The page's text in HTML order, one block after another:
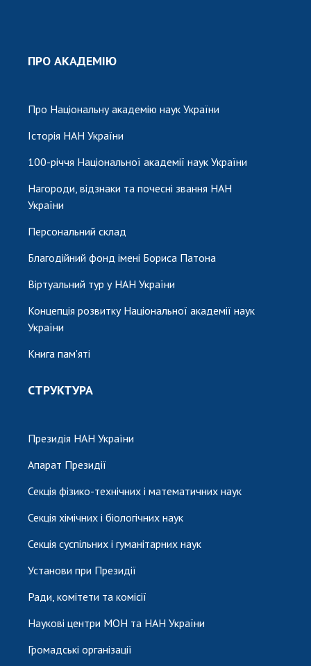
ПРО АКАДЕМІЮ
Про Національну академію наук України
Історія НАН України
100-річчя Національної академії наук України
Нагороди, відзнаки та почесні звання НАН
України
Персональний склад
Благодійний фонд імені Бориса Патона
Віртуальний тур у НАН України
Концепція розвитку Національної академії наук
України
Книга пам'яті
СТРУКТУРА
Президія НАН України
Апарат Президії
Секція фізико-технічних і математичних наук
Секція хімічних і біологічних наук
Секція суспільних і гуманітарних наук
Установи при Президії
Ради, комітети та комісії
Наукові центри МОН та НАН України
Громадські організації